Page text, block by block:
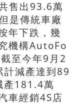
售出93.6萬
是傳統車廠
年下跌，幾
機構AutoFo
至今年9月2
計減產達到89
產181.4萬
車經銷4S店